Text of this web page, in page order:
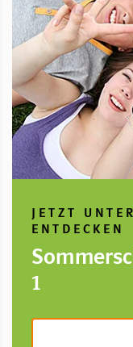
JETZT
ENTDECKEN
1